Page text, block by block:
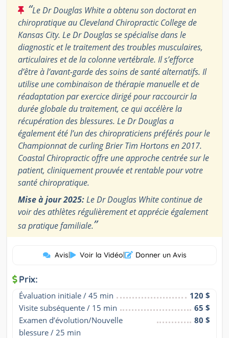
“Le Dr Douglas White a obtenu son doctorat en
chiropratique au Cleveland Chiropractic College de
Kansas City. Le Dr Douglas se spécialise dans le
diagnostic et le traitement des troubles musculaires,
articulaires et de la colonne vertébrale. Il s’efforce
d’être à l’avant-garde des soins de santé alternatifs. Il
utilise une combinaison de thérapie manuelle et de
réadaptation par exercice dirigé pour raccourcir la
durée globale du traitement, ce qui accélère la
récupération des blessures. Le Dr Douglas a
également été l’un des chiropraticiens préférés pour le
Championnat de curling Brier Tim Hortons en 2017.
Coastal Chiropractic offre une approche centrée sur le
patient, cliniquement prouvée et rentable pour votre
santé chiropratique.
Mise à jour 2025:Le Dr Douglas White continue de
voir des athlètes régulièrement et apprécie également
sa pratique familiale.”
Avis| Voir la Vidéo| Donner un Avis
Prix:
Évaluation initiale / 45 min
120 $
Visite subséquente / 15 min
65 $
Examen d’évolution/Nouvelle
blessure / 25 min
80 $